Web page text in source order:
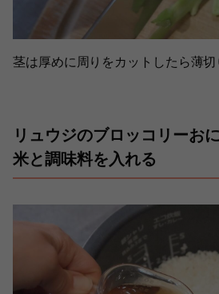
茎は厚めに周りをカットしたら薄切
リュウジのブロッコリー
米と調味料を入れる